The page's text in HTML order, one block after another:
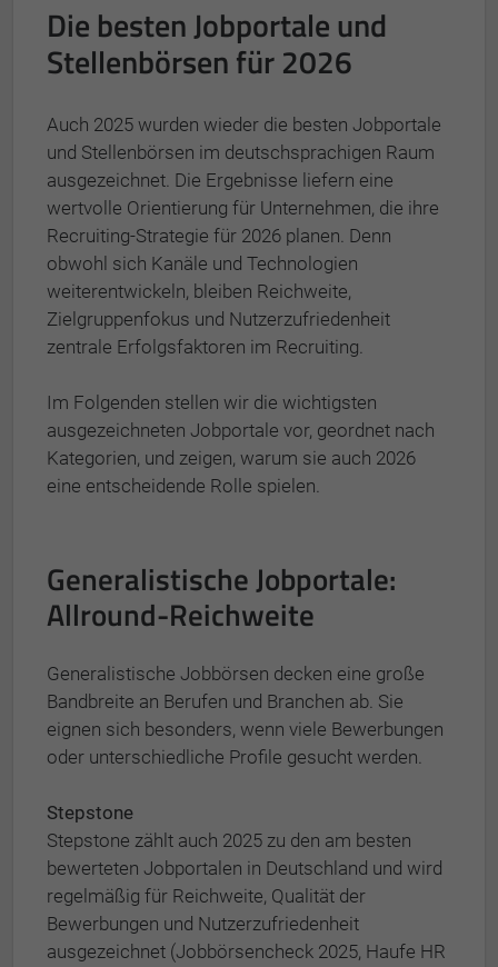
Die besten Jobportale und
Stellenbörsen für 2026
Auch 2025 wurden wieder die besten Jobportale
und Stellenbörsen im deutschsprachigen Raum
ausgezeichnet. Die Ergebnisse liefern eine
wertvolle Orientierung für Unternehmen, die ihre
Recruiting-Strategie für 2026 planen. Denn
obwohl sich Kanäle und Technologien
weiterentwickeln, bleiben Reichweite,
Zielgruppenfokus und Nutzerzufriedenheit
zentrale Erfolgsfaktoren im Recruiting.
Im Folgenden stellen wir die wichtigsten
ausgezeichneten Jobportale vor, geordnet nach
Kategorien, und zeigen, warum sie auch 2026
eine entscheidende Rolle spielen.
Generalistische Jobportale:
Allround-Reichweite
Generalistische Jobbörsen decken eine große
Bandbreite an Berufen und Branchen ab. Sie
eignen sich besonders, wenn viele Bewerbungen
oder unterschiedliche Profile gesucht werden.
Stepstone
Stepstone zählt auch 2025 zu den am besten
bewerteten Jobportalen in Deutschland und wird
regelmäßig für Reichweite, Qualität der
Bewerbungen und Nutzerzufriedenheit
ausgezeichnet (Jobbörsencheck 2025, Haufe HR